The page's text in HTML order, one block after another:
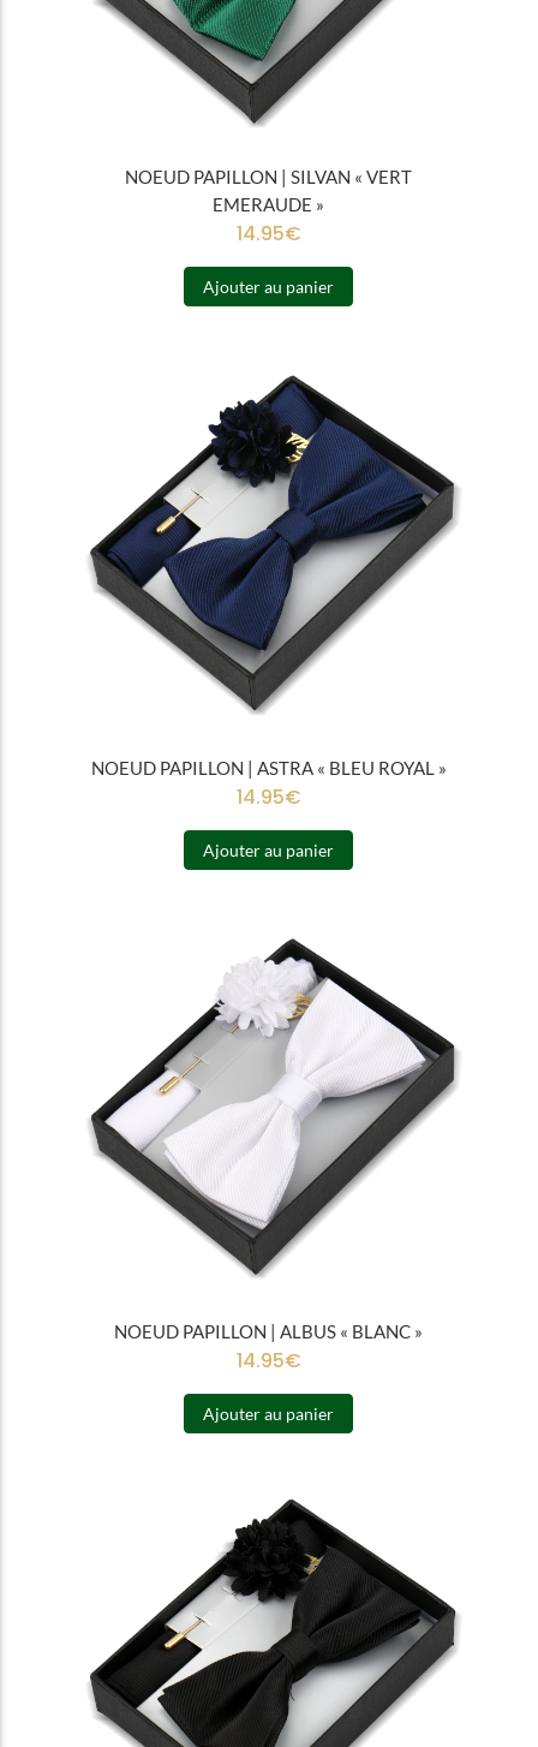
NOEUD PAPILLON | SILVAN « VERT
EMERAUDE »
14.95€
Ajouter au panier
NOEUD PAPILLON | ASTRA « BLEU ROYAL »
14.95€
Ajouter au panier
NOEUD PAPILLON | ALBUS « BLANC »
14.95€
Ajouter au panier